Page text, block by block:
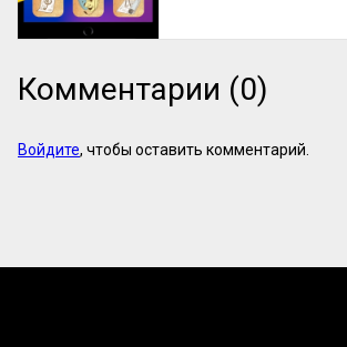
Комментарии (0)
Войдите, чтобы оставить комментарий.